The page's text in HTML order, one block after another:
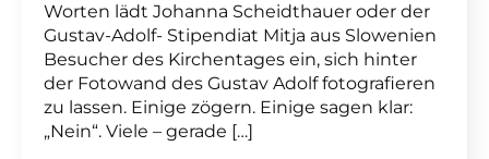
Worten lädt Johanna Scheidthauer oder der
Gustav-Adolf- Stipendiat Mitja aus Slowenien
Besucher des Kirchentages ein, sich hinter
der Fotowand des Gustav Adolf fotografieren
zu lassen. Einige zögern. Einige sagen klar:
„Nein“. Viele – gerade […]